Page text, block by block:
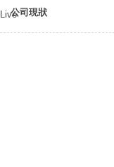
公司現狀
Live